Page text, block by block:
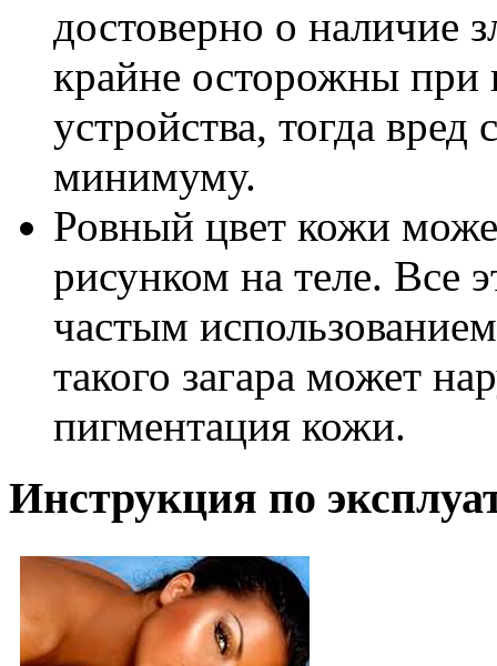
достоверно о наличие
крайне осторожны при
устройства, тогда вред
минимуму.
Ровный цвет кожи
рисунком на теле. Все
частым
такого загара может
пигментация кожи.
Инструкция по